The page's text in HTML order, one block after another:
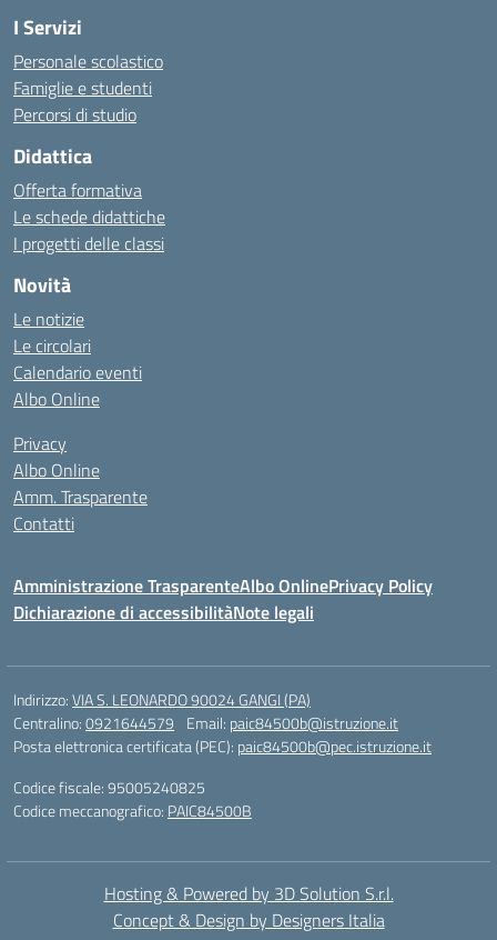
I Servizi
Personale scolastico
Famiglie e studenti
Percorsi di studio
Didattica
Offerta formativa
Le schede didattiche
I progetti delle classi
Novità
Le notizie
Le circolari
Calendario eventi
Albo Online
Privacy
Albo Online
Amm. Trasparente
Contatti
Amministrazione TrasparenteAlbo OnlinePrivacy Policy
Dichiarazione di accessibilitàNote legali
Indirizzo:VIA S. LEONARDO 90024 GANGI (PA)
Centralino:0921644579 Email: paic84500b@istruzione.it
Posta elettronica certificata (PEC): paic84500b@pec.istruzione.it
Codice fiscale: 95005240825
Codice meccanografico: PAIC84500B
Hosting & Powered by 3D Solution S.r.l.
Concept & Design by Designers Italia